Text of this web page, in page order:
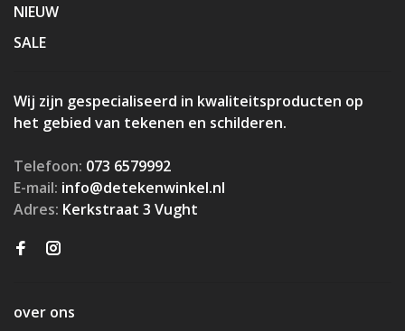
NIEUW
SALE
Wij zijn gespecialiseerd in kwaliteitsproducten op
het gebied van tekenen en schilderen.
Telefoon: 073 6579992
E-mail: info@detekenwinkel.nl
Adres: Kerkstraat 3 Vught
over ons